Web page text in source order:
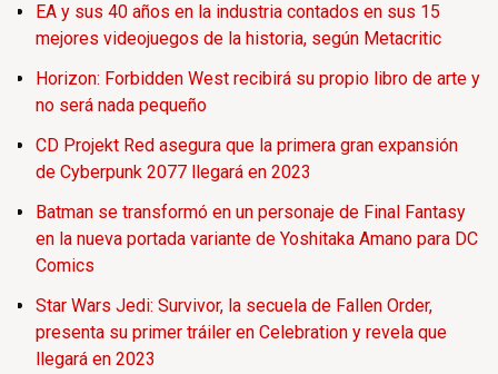
EA y sus 40 años en la industria contados en sus 15
mejores videojuegos de la historia, según Metacritic
Horizon: Forbidden West recibirá su propio libro de arte y
no será nada pequeño
CD Projekt Red asegura que la primera gran expansión
de Cyberpunk 2077 llegará en 2023
Batman se transformó en un personaje de Final Fantasy
en la nueva portada variante de Yoshitaka Amano para DC
Comics
Star Wars Jedi: Survivor, la secuela de Fallen Order,
presenta su primer tráiler en Celebration y revela que
llegará en 2023